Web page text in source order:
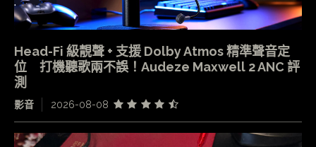
Head-Fi 級靚聲 + 支援 Dolby Atmos 精準聲音定
位 打機聽歌兩不誤！Audeze Maxwell 2 ANC 評
測
影音 2026-08-08